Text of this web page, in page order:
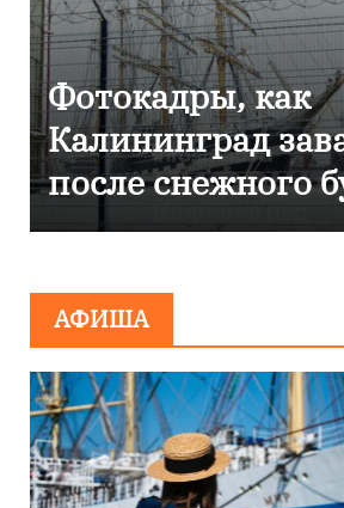
Фоторепортаж
Калининграде
эвакуировали ТЦ
сообщения о
АФИША